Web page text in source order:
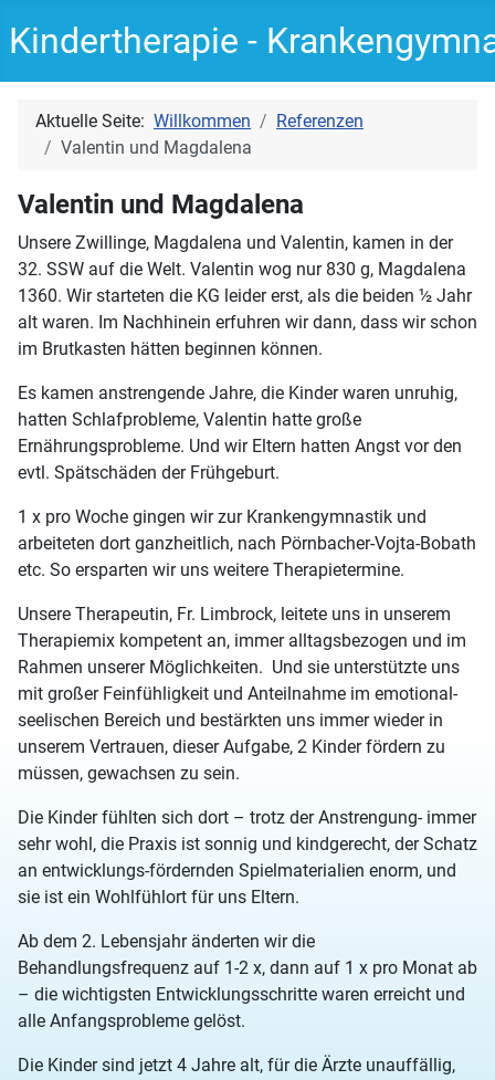
Kindertherapie -
Aktuelle Seite: Willkommen
Referenzen
Valentin und Magdalena
Valentin und Magdalena
Unsere Zwillinge, Magdalena und Valentin, kamen in der
32. SSW auf die Welt. Valentin wog nur 830 g, Magdalena
1360. Wir starteten die KG leider erst, als die beiden ½ Jahr
alt waren. Im Nachhinein erfuhren wir dann, dass wir schon
im Brutkasten hätten beginnen können.
Es kamen anstrengende Jahre, die Kinder waren unruhig,
hatten Schlafprobleme, Valentin hatte große
Ernährungsprobleme. Und wir Eltern hatten Angst vor den
evtl. Spätschäden der Frühgeburt.
1 x pro Woche gingen wir zur Krankengymnastik und
arbeiteten dort ganzheitlich, nach Pörnbacher-Vojta-Bobath
etc. So ersparten wir uns weitere Therapietermine.
Unsere Therapeutin, Fr. Limbrock, leitete uns in unserem
Therapiemix kompetent an, immer alltagsbezogen und im
Rahmen unserer Möglichkeiten. Und sie unterstützte uns
mit großer Feinfühligkeit und Anteilnahme im emotional-
seelischen Bereich und bestärkten uns immer wieder in
unserem Vertrauen, dieser Aufgabe, 2 Kinder fördern zu
müssen, gewachsen zu sein.
Die Kinder fühlten sich dort – trotz der Anstrengung- immer
sehr wohl, die Praxis ist sonnig und kindgerecht, der Schatz
an entwicklungs-fördernden Spielmaterialien enorm, und
sie ist ein Wohlfühlort für uns Eltern.
Ab dem 2. Lebensjahr änderten wir die
Behandlungsfrequenz auf 1-2 x, dann auf 1 x pro Monat ab
– die wichtigsten Entwicklungsschritte waren erreicht und
alle Anfangsprobleme gelöst.
Die Kinder sind jetzt 4 Jahre alt, für die Ärzte unauffällig,